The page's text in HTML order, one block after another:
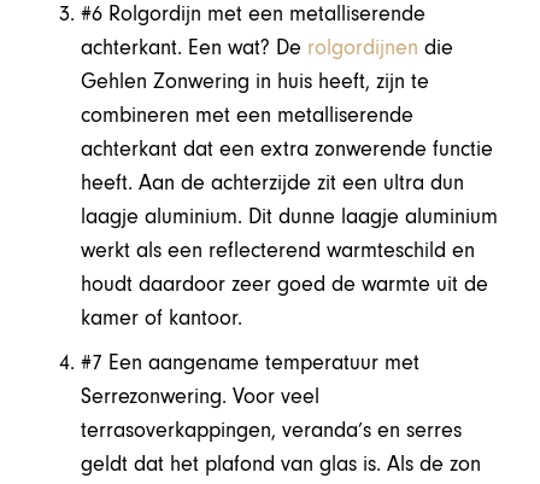
#6 Rolgordijn met een metalliserende
achterkant. Een wat? De rolgordijnen die
Gehlen Zonwering in huis heeft, zijn te
combineren met een metalliserende
achterkant dat een extra zonwerende functie
heeft. Aan de achterzijde zit een ultra dun
laagje aluminium. Dit dunne laagje aluminium
werkt als een reflecterend warmteschild en
houdt daardoor zeer goed de warmte uit de
kamer of kantoor.
#7 Een aangename temperatuur met
Serrezonwering. Voor veel
terrasoverkappingen, veranda’s en serres
geldt dat het plafond van glas is. Als de zon